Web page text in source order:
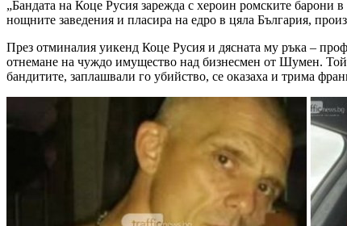
„Бандата на Коце Русия зарежда с хероин ромските барони
нощните заведения и пласира на едро в цяла България,
През отминалия уикенд Коце Русия и дясната му ръка –
отнемане на чуждо имущество над бизнесмен от Шумен. Той
бандитите, заплашвали го убийство, се оказаха и трима